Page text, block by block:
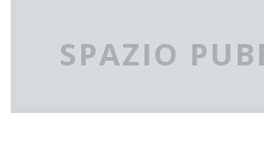
SPAZIO